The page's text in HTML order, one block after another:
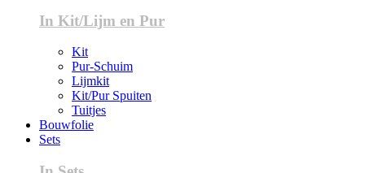
In Kit/Lijm en Pur
Kit
Pur-Schuim
Lijmkit
Kit/Pur Spuiten
Tuitjes
Bouwfolie
Sets